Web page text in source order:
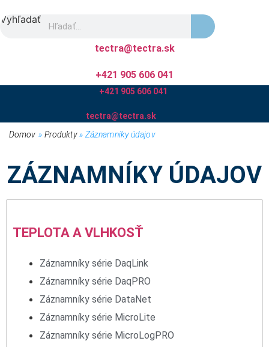
to
Vyhľadať
tectra@tectra.sk
+421 905 606 041
+421 905 606 041
tectra@tectra.sk
Domov » Produkty» Záznamníky údajov
ZÁZNAMNÍKY ÚDAJOV
TEPLOTA A VLHKOSŤ
Záznamníky série DaqLink
Záznamníky série DaqPRO
Záznamníky série DataNet
Záznamníky série MicroLite
Záznamníky série MicroLogPRO